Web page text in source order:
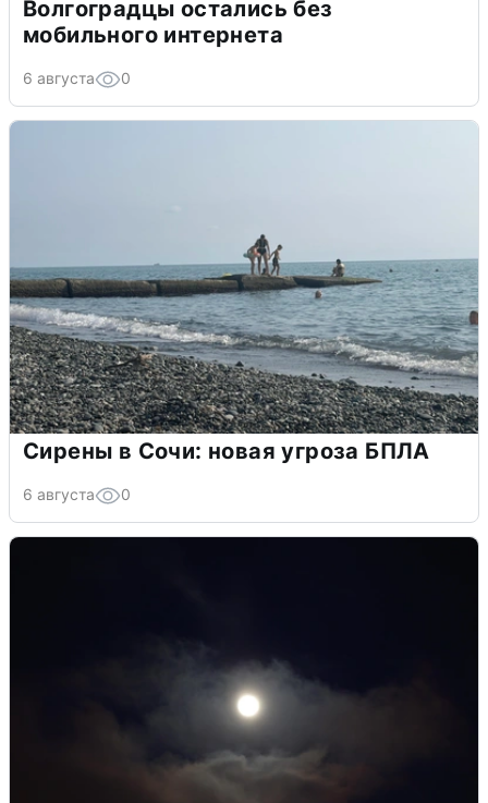
Волгоградцы остались без
мобильного интернета
6 августа 0
Сирены в Сочи: новая угроза БПЛА
6 августа 0